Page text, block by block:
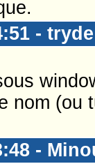
- tryde
nom (ou
-